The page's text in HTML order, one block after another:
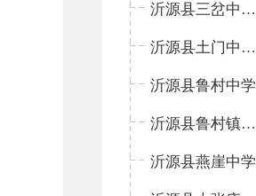
沂源县三岔中心学校
沂源县土门中心学校
沂源县鲁村中学
沂源县鲁村镇中心小学
沂源县燕崖中学